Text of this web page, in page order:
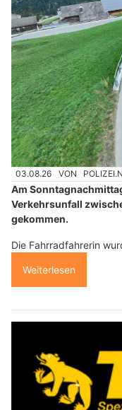
03.08.26 VON
Am
Verkehrsunfall
gekommen.
Die Fahrradfahrerin
Weiterlesen